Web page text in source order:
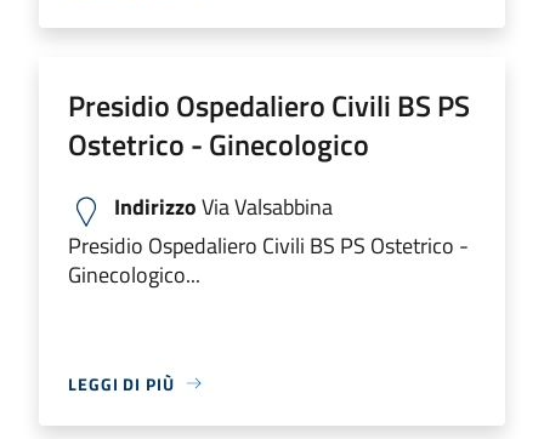
Presidio Ospedaliero Civili BS PS
Ostetrico - Ginecologico
IndirizzoVia Valsabbina
Presidio Ospedaliero Civili BS PS Ostetrico -
Ginecologico...
LEGGI DI PIÙ